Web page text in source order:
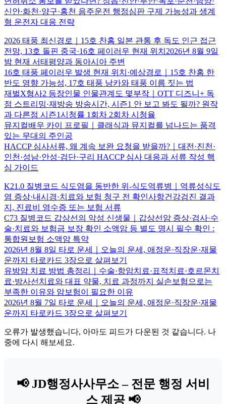
신안·화천·양구·홍천 음주운전 행정심판 구제 가능성과 생계
형 운전자 대응 전략
2026 태풍 최신경로｜15호 찬홈 일본 관통 후 독도 인근 접근
전망, 13호 돌핀 중국·16호 페이러우 현재 위치2026년 8월 9일
밤 현재 서태평양과 동아시아 주변
16호 태풍 페이러우 발생 현재 위치·예상경로｜15호 찬홈 한
반도 영향 가능성, 17호 태풍 낭카와 태풍 이름 짓는 법
재벌X형사2 등장인물 인물관계도 몇부작｜OTT 디즈니+ 독
점 스트리밍·재방송 방송시간, 시즌1 안 보고 봐도 될까? 원작
과 다른점 시즌1시청률 1회차 2회차 시청율
뮤지컬배우 카이 프로필｜클래식과 뮤지컬를 넘나드는 품격
있는 무대의 주인공
HACCP 심사서류, 왜 계속 보완 요청을 받을까?｜대전·진천·
인천·성남·안성·검단·구리 HACCP 심사 대응과 서류 작성 핵
심 가이드
K21.0 질병코드 식도염을 동반한 위-식도역류병｜역류성식도
염 증상·내시경·치료와 보험 청구 전 확인사항건강검진 결과
지, 진료비 영수증 또는 보험 서류
C73 질병코드 갑상선의 악성 신생물｜갑상선암 증상·검사·수
술·치료와 보험금 보장 확인 소액암 등 별도 명시 필수 확인 :
통합원보험 소액암 특약
2026년 8월 8일 타로 운세｜오늘의 운세, 애정운·직장운·재물
운까지 타로카드 3장으로 살펴보기
유방암 치료 방법 총정리｜수술·항암치료·표적치료·호르몬치
료·방사선치료와 대표 약물, 치료 과정까지 실손보험으로는
부족한 이유와 암보험이 필요한 이유
2026년 8월 7일 타로 운세｜오늘의 운세, 애정운·직장운·재물
운까지 타로카드 3장으로 살펴보기
오류가 발생했습니다, 아마도 피드가 다운된 것 같습니다. 나
중에 다시 해보세요.
📢 JD행정사사무소 – 전문 행정 서비
스 제공 📢